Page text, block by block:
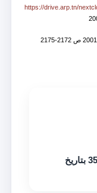
https://drive.arp.tn/
مداولات مجلس النواب الجلسة عدد 35 بتاريخ